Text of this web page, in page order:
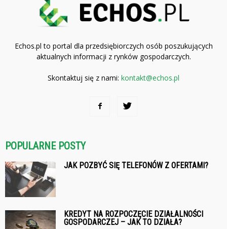
Echos.pl to portal dla przedsiębiorczych osób poszukujących
aktualnych informacji z rynków gospodarczych.
Skontaktuj się z nami: kontakt@echos.pl
POPULARNE POSTY
JAK POZBYĆ SIĘ TELEFONÓW Z OFERTAMI?
KREDYT NA ROZPOCZĘCIE DZIAŁALNOŚCI
GOSPODARCZEJ – JAK TO DZIAŁA?